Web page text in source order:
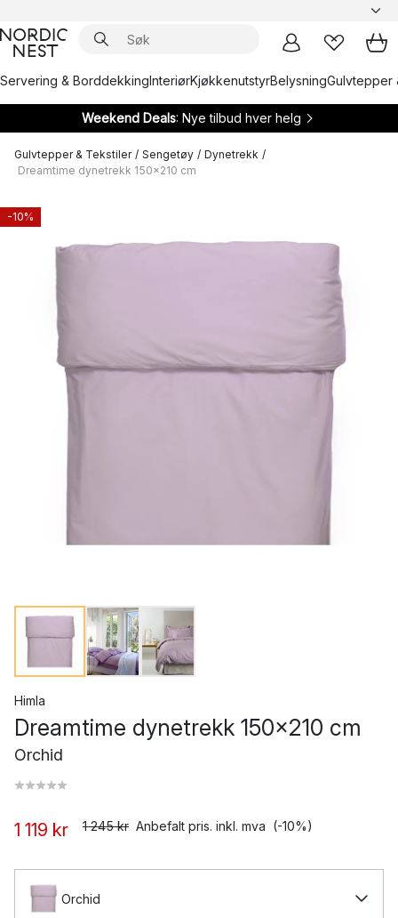
Servering & BorddekkingInteriørKjøkkenutstyrBelysningGulvtepper
Weekend Deals: Nye tilbud hver helg
Gulvtepper & Tekstiler / Sengetøy / Dynetrekk /
Dreamtime dynetrekk 150x210 cm
-10%
Himla
Dreamtime dynetrekk 150x210 cm
Orchid
1 119 kr 1 245 kr Anbefalt pris. inkl. mva (-10%)
Orchid